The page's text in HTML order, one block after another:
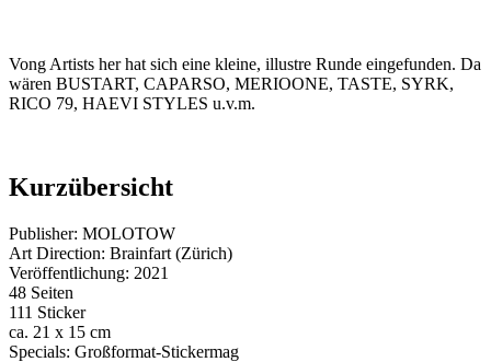
Vong Artists her hat sich eine kleine, illustre Runde eingefunden. Da
wären BUSTART, CAPARSO, MERIOONE, TASTE, SYRK,
RICO 79, HAEVI STYLES u.v.m.
Kurzübersicht
Publisher: MOLOTOW
Art Direction: Brainfart (Zürich)
Veröffentlichung: 2021
48 Seiten
111 Sticker
ca. 21 x 15 cm
Specials: Großformat-Stickermag